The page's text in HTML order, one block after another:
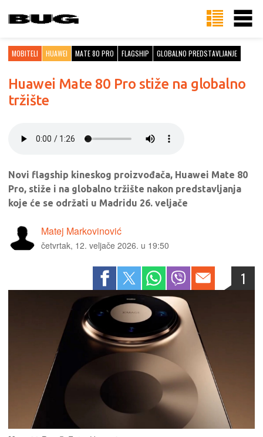
MOBITELI HUAWEI MATE 80 PRO FLAGSHIP GLOBALNO PREDSTAVLJANJE
Huawei Mate 80 Pro stiže na globalno
tržište
Novi flagship kineskog proizvođača, Huawei Mate 80
Pro, stiže i na globalno tržište nakon predstavljanja
koje će se održati u Madridu 26. veljače
Matej Markovinović
četvrtak, 12. veljače 2026. u 19:50
1